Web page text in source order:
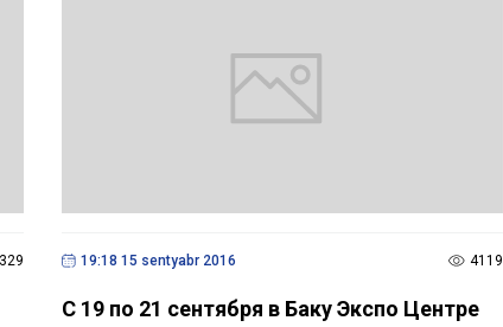
19:18 15 sentyabr 2016 4119
С 19 по 21 сентября в Баку Экспо Центре